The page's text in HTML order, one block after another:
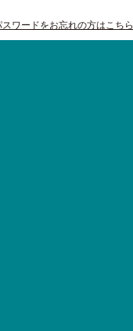
スワードをお忘れの方はこちら